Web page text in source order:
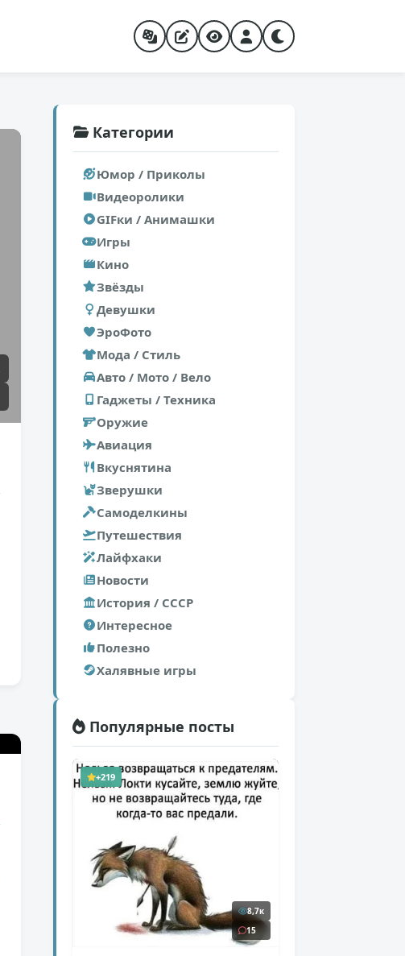
Категории
Юмор / Приколы
Видеоролики
GIFки / Анимашки
Игры
Кино
Звёзды
Девушки
ЭроФото
Мода / Стиль
Авто / Мото / Вело
Гаджеты / Техника
Оружие
Авиация
Вкуснятина
Зверушки
Самоделкины
Путешествия
Лайфхаки
Новости
История / СССР
Интересное
Полезно
Халявные игры
Популярные посты
+219
8,7к
15